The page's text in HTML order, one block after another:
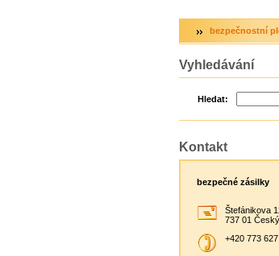
bezpečnostní
Vyhledávání
Hledat:
Kontakt
bezpečné zásilky
Štefánikova
737 01
+420 773